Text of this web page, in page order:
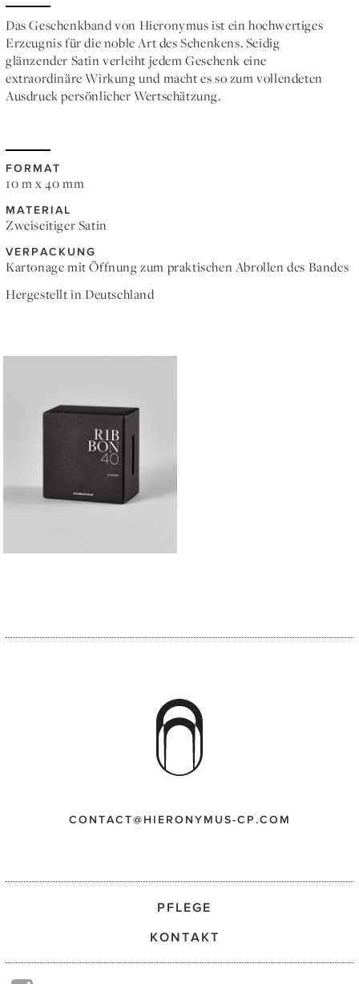
Das Geschenkband von Hieronymus ist ein hochwertiges
Erzeugnis für die noble Art des Schenkens. Seidig
glänzender Satin verleiht jedem Geschenk eine
extraordinäre Wirkung und macht es so zum vollendeten
Ausdruck persönlicher Wertschätzung.
FORMAT
10 m x 40 mm
MATERIAL
Zweiseitiger Satin
VERPACKUNG
Kartonage mit Öffnung zum praktischen Abrollen des Bandes
Hergestellt in Deutschland
CONTACT@HIERONYMUS-CP.COM
PFLEGE
KONTAKT